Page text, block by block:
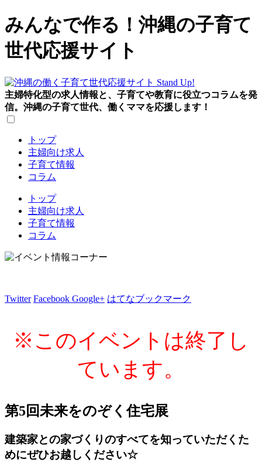
みんなで作る！沖縄の子育て
世代応援サイト
主婦特化型の求人情報と、子育てや教育に役立つコラムを発
信。沖縄の子育て世代、働くママを応援します！
トップ
主婦向け求人
子育て情報
コラム
トップ
主婦向け求人
子育て情報
コラム
Twitter Facebook Google+ はてなブックマーク
※このイベントは終了し
ています。
第5回未来をのぞく住宅展
建築家との家づくりのすべてを知っていただくた
めにぜひお越しください☆